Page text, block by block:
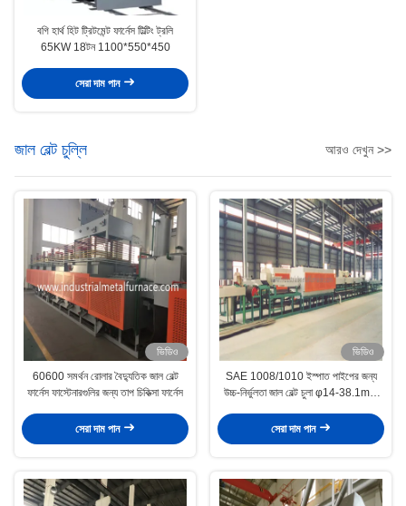
বগি হার্থ হিট ট্রিটমেন্ট ফার্নেস টিল্টিং ট্রলি
65KW 18টন 1100*550*450
সেরা দাম পান
জাল বেল্ট চুল্লি আরও দেখুন >>
ভিডিও
60600 সমর্থন রোলার বৈদ্যুতিক জাল বেল্ট
ফার্নেস ফাস্টেনারগুলির জন্য তাপ চিকিত্সা ফার্নেস
সেরা দাম পান
ভিডিও
SAE 1008/1010 ইস্পাত পাইপের জন্য
উচ্চ-নির্ভুলতা জাল বেল্ট চুলা φ14-38.1mm
সেরা দাম পান